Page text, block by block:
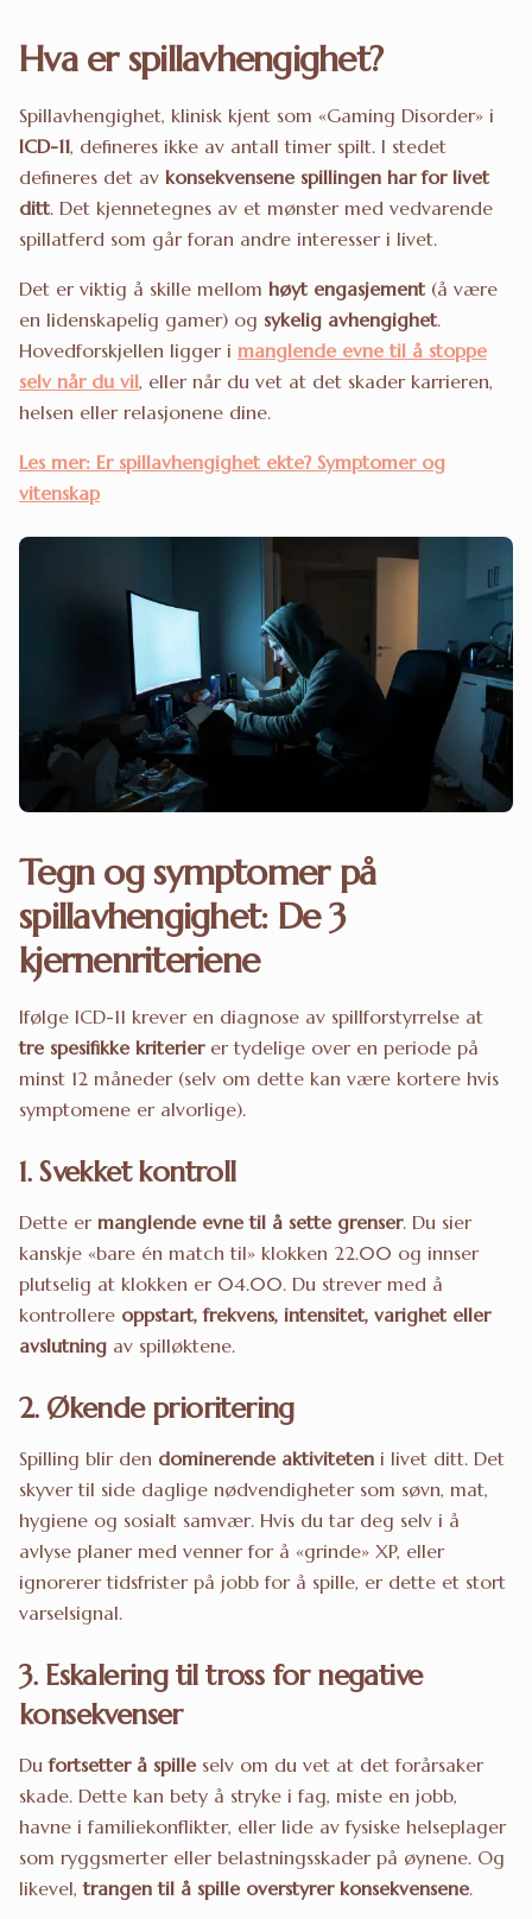
Hva er spillavhengighet?
Spillavhengighet, klinisk kjent som «Gaming Disorder» i
ICD-11, defineres ikke av antall timer spilt. I stedet
defineres det av konsekvensene spillingen har for livet
ditt. Det kjennetegnes av et mønster med vedvarende
spillatferd som går foran andre interesser i livet.
Det er viktig å skille mellom høyt engasjement (å være
en lidenskapelig gamer) og sykelig avhengighet.
Hovedforskjellen ligger i manglende evne til å stoppe
selv når du vil, eller når du vet at det skader karrieren,
helsen eller relasjonene dine.
Les mer: Er spillavhengighet ekte? Symptomer og
vitenskap
Tegn og symptomer på
spillavhengighet: De 3
kjernenriteriene
Ifølge ICD-11 krever en diagnose av spillforstyrrelse at
tre spesifikke kriterierer tydelige over en periode på
minst 12 måneder (selv om dette kan være kortere hvis
symptomene er alvorlige).
1. Svekket kontroll
Dette er manglende evne til å sette grenser. Du sier
kanskje «bare én match til» klokken 22.00 og innser
plutselig at klokken er 04.00. Du strever med å
kontrollere oppstart, frekvens, intensitet, varighet eller
avslutning av spilløktene.
2. Økende prioritering
Spilling blir den dominerende aktiviteten i livet ditt. Det
skyver til side daglige nødvendigheter som søvn, mat,
hygiene og sosialt samvær. Hvis du tar deg selv i å
avlyse planer med venner for å «grinde» XP, eller
ignorerer tidsfrister på jobb for å spille, er dette et stort
varselsignal.
3. Eskalering til tross for negative
konsekvenser
Dufortsetter å spille selv om du vet at det forårsaker
skade. Dette kan bety å stryke i fag, miste en jobb,
havne i familiekonflikter, eller lide av fysiske helseplager
som ryggsmerter eller belastningsskader på øynene. Og
likevel,trangen til å spille overstyrer konsekvensene.